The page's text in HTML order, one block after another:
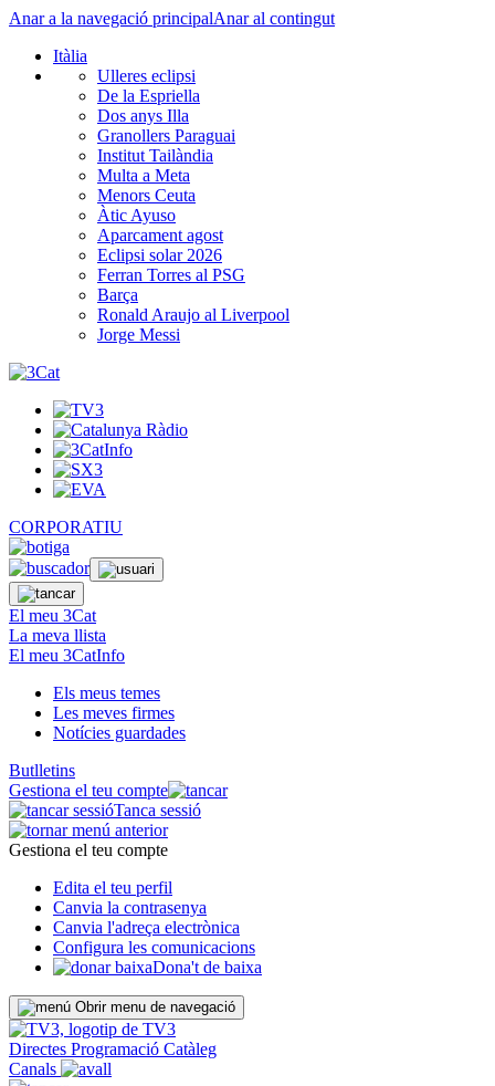
Anar a la navegació principalAnar al contingut
Itàlia
Ulleres eclipsi
De la Espriella
Dos anys Illa
Granollers Paraguai
Institut Tailàndia
Multa a Meta
Menors Ceuta
Àtic Ayuso
Aparcament agost
Eclipsi solar 2026
Ferran Torres al PSG
Barça
Ronald Araujo al Liverpool
Jorge Messi
CORPORATIU
El meu 3Cat
La meva llista
El meu 3CatInfo
Els meus temes
Les meves firmes
Notícies guardades
Butlletins
Gestiona el teu compte
Tanca sessió
Gestiona el teu compte
Edita el teu perfil
Canvia la contrasenya
Canvia l'adreça electrònica
Configura les comunicacions
Dona't de baixa
Obrir menu de navegació
Directes Programació Catàleg
Canals